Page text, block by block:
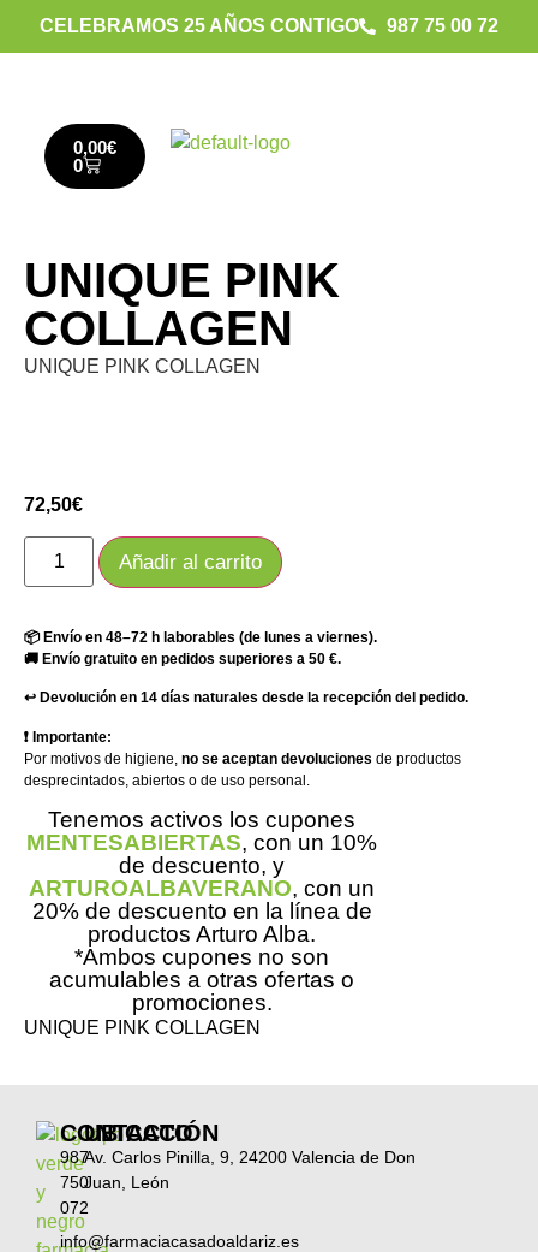
CELEBRAMOS 25 AÑOS CONTIGO 987 75 00 72
0,00€
0
UNIQUE PINK
COLLAGEN
UNIQUE PINK COLLAGEN
72,50€
Añadir al carrito
📦 Envío en 48–72 h laborables (de lunes a viernes).
🚚 Envío gratuito en pedidos superiores a 50 €.
↩️ Devolución en 14 días naturales desde la recepción del pedido.
❗ Importante:
Por motivos de higiene, no se aceptan devoluciones de productos
desprecintados, abiertos o de uso personal.
Tenemos activos los cupones
MENTESABIERTAS, con un 10%
de descuento, y
ARTUROALBAVERANO, con un
20% de descuento en la línea de
productos Arturo Alba.
*Ambos cupones no son
acumulables a otras ofertas o
promociones.
UNIQUE PINK COLLAGEN
CONTACTO
987
750
072
info@farmaciacasadoaldariz.es
UBICACIÓN
Av. Carlos Pinilla, 9, 24200 Valencia de Don
Juan, León